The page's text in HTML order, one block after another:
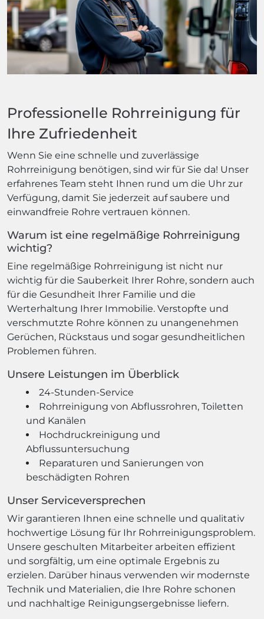
Professionelle Rohrreinigung für
Ihre Zufriedenheit
Wenn Sie eine schnelle und zuverlässige
Rohrreinigung benötigen, sind wir für Sie da! Unser
erfahrenes Team steht Ihnen rund um die Uhr zur
Verfügung, damit Sie jederzeit auf saubere und
einwandfreie Rohre vertrauen können.
Warum ist eine regelmäßige Rohrreinigung
wichtig?
Eine regelmäßige Rohrreinigung ist nicht nur
wichtig für die Sauberkeit Ihrer Rohre, sondern auch
für die Gesundheit Ihrer Familie und die
Werterhaltung Ihrer Immobilie. Verstopfte und
verschmutzte Rohre können zu unangenehmen
Gerüchen, Rückstaus und sogar gesundheitlichen
Problemen führen.
Unsere Leistungen im Überblick
24-Stunden-Service
Rohrreinigung von Abflussrohren, Toiletten
und Kanälen
Hochdruckreinigung und
Abflussuntersuchung
Reparaturen und Sanierungen von
beschädigten Rohren
Unser Serviceversprechen
Wir garantieren Ihnen eine schnelle und qualitativ
hochwertige Lösung für Ihr Rohrreinigungsproblem.
Unsere geschulten Mitarbeiter arbeiten effizient
und sorgfältig, um eine optimale Ergebnis zu
erzielen. Darüber hinaus verwenden wir modernste
Technik und Materialien, die Ihre Rohre schonen
und nachhaltige Reinigungsergebnisse liefern.